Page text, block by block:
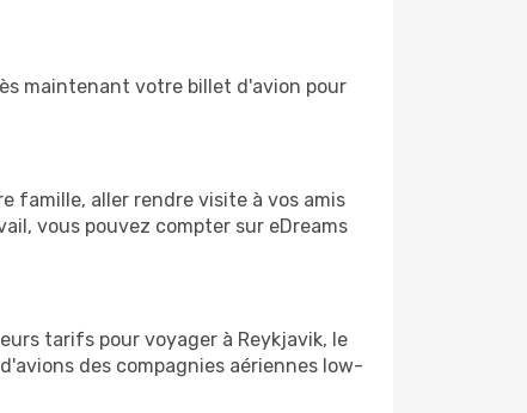
maintenant votre billet d'avion pour
famille, aller rendre visite à vos amis
vous pouvez compter sur eDreams
tarifs pour voyager à Reykjavik, le
des compagnies aériennes low-